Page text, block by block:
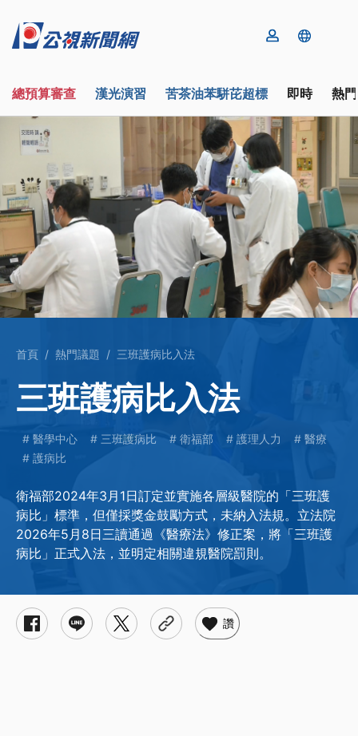
總預算審查 漢光演習 苦茶油苯駢芘超標 即時 熱
首頁 熱門議題 三班護病比入法
三班護病比入法
醫學中心 三班護病比 衛福部 護理人力
醫療
護病比
衛福部2024年3月1日訂定並實施各層級醫院的「三班護
病比」標準，但僅採獎金鼓勵方式，未納入法規。立法院
2026年5月8日三讀通過《醫療法》修正案，將「三班護
病比」正式入法，並明定相關違規醫院罰則。
讚